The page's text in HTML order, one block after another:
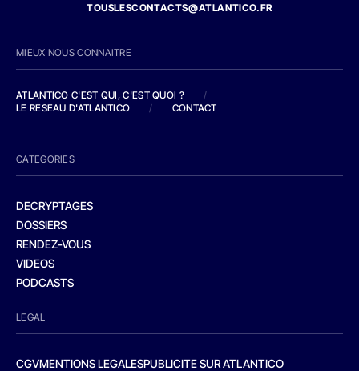
TOUSLESCONTACTS@ATLANTICO.FR
MIEUX NOUS CONNAITRE
ATLANTICO C'EST QUI, C'EST QUOI ?
/
LE RESEAU D'ATLANTICO
/ CONTACT
CATEGORIES
DECRYPTAGES
DOSSIERS
RENDEZ-VOUS
VIDEOS
PODCASTS
LEGAL
CGVMENTIONS LEGALESPUBLICITE SUR ATLANTICO